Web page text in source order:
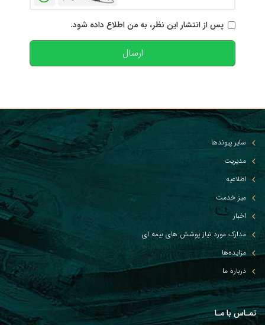
پس از انتشار این نظر، به من اطلاع داده شود.
ارسال
سایر پیوندها
مدیریت
اطلاعیه
میز خدمت
اخبار
مدارک مورد نیاز پوشش های بیمه ای
مزایده‌ها
درباره ما
تمـاس با مـا